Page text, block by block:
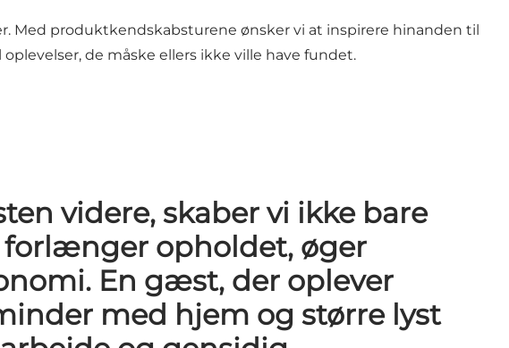
Med produktkendskabsturene ønsker vi at inspirere hinanden til
de måske ellers ikke ville have fundet.
videre, skaber vi ikke bare
forlænger opholdet, øger
En gæst, der oplever
med hjem og større lyst